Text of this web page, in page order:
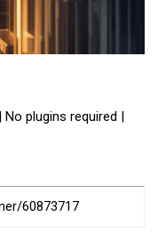
plugins required |
60873717